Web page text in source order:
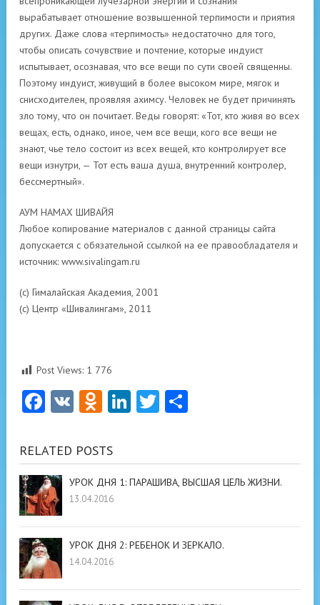
вырабатывает отношение возвышенной терпимости и приятия
других. Даже слова «терпимость» недостаточно для того,
чтобы описать сочувствие и почтение, которые индуист
испытывает, осознавая, что все вещи по сути своей священны.
Поэтому индуист, живущий в более высоком мире, мягок и
снисходителен, проявляя ахимсу. Человек не будет причинять
зло тому, что он почитает. Веды говорят: «Тот, кто живя во всех
вещах, есть, однако, иное, чем все вещи, кого все вещи не
знают, чье тело состоит из всех вещей, кто контролирует все
вещи изнутри, — Тот есть ваша душа, внутренний контролер,
бессмертный».
АУМ НАМАХ ШИВАЙЯ
Любое копирование материалов с данной страницы сайта
допускается с обязательной ссылкой на ее правообладателя и
источник: www.sivalingam.ru
(с) Гималайская Академия, 2001
(с) Центр «Шивалингам», 2011
Post Views: 1 776
Facebook
VK Odnoklassniki
LinkedIn
Twitter
RELATED POSTS
УРОК ДНЯ 1: ПАРАШИВА, ВЫСШАЯ ЦЕЛЬ ЖИЗНИ.
13.04.2016
УРОК ДНЯ 2: РЕБЕНОК И ЗЕРКАЛО.
14.04.2016